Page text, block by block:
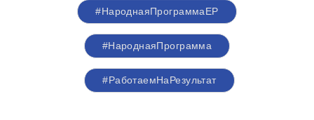
#НароднаяПрограммаЕР
#НароднаяПрограмма
#РаботаемНаРезультат